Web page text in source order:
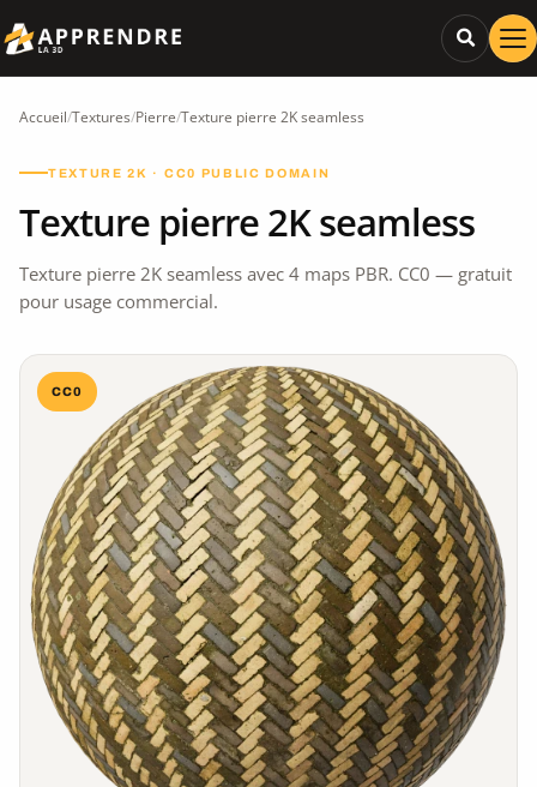
Accueil/Textures/Pierre/Texture pierre 2K seamless
TEXTURE 2K · CC0 PUBLIC DOMAIN
Texture pierre 2K seamless
Texture pierre 2K seamless avec 4 maps PBR. CC0 — gratuit
pour usage commercial.
CC0